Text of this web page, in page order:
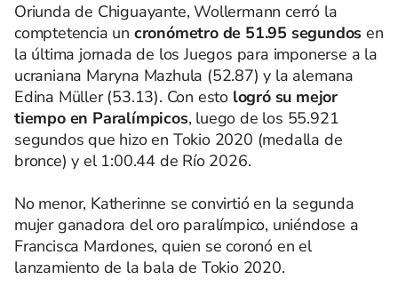
Oriunda de Chiguayante, Wollermann cerró la
comptetencia un cronómetro de 51.95 segundos en
la última jornada de los Juegos para imponerse a la
ucraniana Maryna Mazhula (52.87) y la alemana
Edina Müller (53.13). Con esto logró su mejor
tiempo en Paralímpicos, luego de los 55.921
segundos que hizo en Tokio 2020 (medalla de
bronce) y el 1:00.44 de Río 2026.
No menor, Katherinne se convirtió en la segunda
mujer ganadora del oro paralímpico, uniéndose a
Francisca Mardones, quien se coronó en el
lanzamiento de la bala de Tokio 2020.